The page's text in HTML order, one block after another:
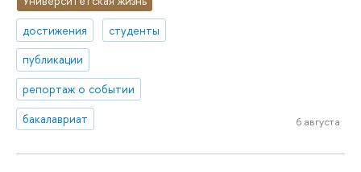
достижения
студенты
публикации
репортаж о событии
бакалавриат
6 августа